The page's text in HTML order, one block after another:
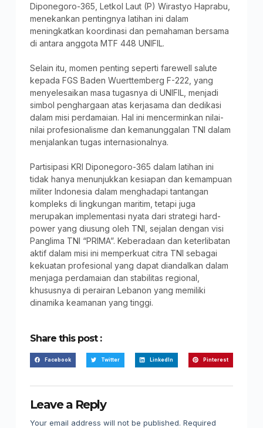
Diponegoro-365, Letkol Laut (P) Wirastyo Haprabu,
menekankan pentingnya latihan ini dalam
meningkatkan koordinasi dan pemahaman bersama
di antara anggota MTF 448 UNIFIL.
Selain itu, momen penting seperti farewell salute
kepada FGS Baden Wuerttemberg F-222, yang
menyelesaikan masa tugasnya di UNIFIL, menjadi
simbol penghargaan atas kerjasama dan dedikasi
dalam misi perdamaian. Hal ini mencerminkan nilai-
nilai profesionalisme dan kemanunggalan TNI dalam
menjalankan tugas internasionalnya.
Partisipasi KRI Diponegoro-365 dalam latihan ini
tidak hanya menunjukkan kesiapan dan kemampuan
militer Indonesia dalam menghadapi tantangan
kompleks di lingkungan maritim, tetapi juga
merupakan implementasi nyata dari strategi hard-
power yang diusung oleh TNI, sejalan dengan visi
Panglima TNI “PRIMA”. Keberadaan dan keterlibatan
aktif dalam misi ini memperkuat citra TNI sebagai
kekuatan profesional yang dapat diandalkan dalam
menjaga perdamaian dan stabilitas regional,
khususnya di perairan Lebanon yang memiliki
dinamika keamanan yang tinggi.
Share this post :
Facebook Twitter LinkedIn Pinterest
Leave a Reply
Your email address will not be published. Required